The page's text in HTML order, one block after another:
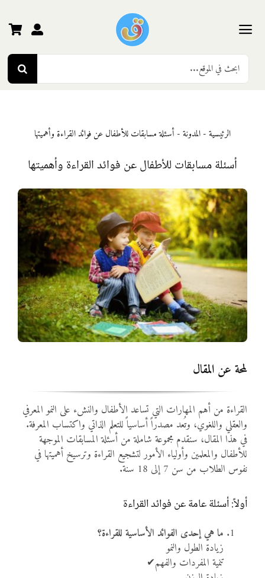
content
Toggle
Navigation
الرئيسية
المرحلة الأولى
المرحلة الثانية
المرحلة الثالثة
المواد
أنواع الموارد
Search
for:
الرئيسية-المدونة-أسئلة مسابقات للأطفال عن فوائد القراءة وأهميتها
أسئلة مسابقات للأطفال عن فوائد القراءة وأهميتها
لمحة عن المقال
القراءة من أهم المهارات التي تساعد الأطفال والنشء على النمو المعرفي
والعقلي واللغوي، وتُعد مصدراً أساسياً للتعلم الذاتي واكتساب المعرفة.
في هذا المقال، سنقدم مجموعة شاملة من أسئلة المسابقات الموجهة
للأطفال والمعلمين وأولياء الأمور لتشجيع القراءة وترسيخ أهميتها في
نفوس الطلاب من سن 7 إلى 18 سنة.
أولاً: أسئلة عامة عن فوائد القراءة
ما هي إحدى الفوائد الأساسية للقراءة؟
زيادة الطول والنمو
تنمية المفردات والفهم✔